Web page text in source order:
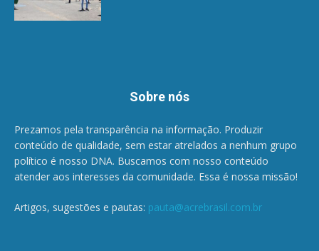
Sobre nós
Prezamos pela transparência na informação. Produzir
conteúdo de qualidade, sem estar atrelados a nenhum grupo
político é nosso DNA. Buscamos com nosso conteúdo
atender aos interesses da comunidade. Essa é nossa missão!
Artigos, sugestões e pautas: pauta@acrebrasil.com.br